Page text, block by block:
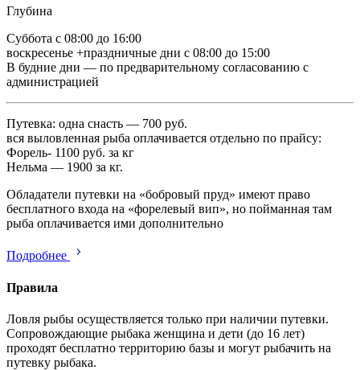
Глубина
Суббота c 08:00 до 16:00
воскресенье +праздничные дни с 08:00 до 15:00
В будние дни — по предварительному согласованию с
администрацией
Путевка: одна снасть — 700 руб.
вся выловленная рыба оплачивается отдельно по прайсу:
Форель- 1100 руб. за кг
Нельма — 1900 за кг.
Обладатели путевки на «бобровый пруд» имеют право
бесплатного входа на «форелевый вип», но пойманная там
рыба оплачивается ими дополнительно
Подробнее
Правила
Ловля рыбы осуществляется только при наличии путевки.
Сопровождающие рыбака женщина и дети (до 16 лет)
проходят бесплатно территорию базы и могут рыбачить на
путевку рыбака.